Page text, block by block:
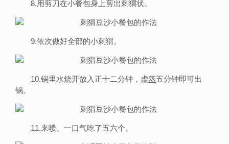
8.用剪刀在小餐包身上剪出刺猬状。
9.依次做好全部的小刺猬。
10.锅里水烧开放入正十二分钟，虚蒸五分钟即可出
锅。
11.来喽。一口气吃了五六个。